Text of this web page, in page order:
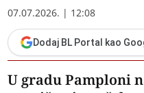
07.07.2026. | 12:08
Dodaj BL Portal kao
U gradu Pamploni